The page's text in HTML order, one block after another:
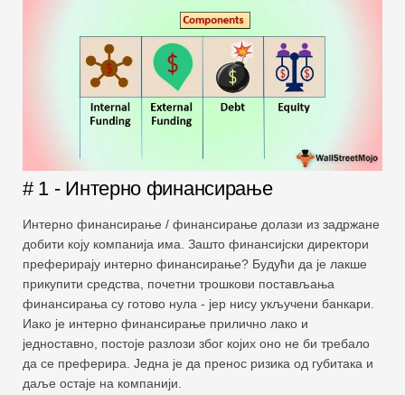
# 1 - Интерно финансирање
Интерно финансирање / финансирање долази из задржане
добити коју компанија има. Зашто финансијски директори
преферирају интерно финансирање? Будући да је лакше
прикупити средства, почетни трошкови постављања
финансирања су готово нула - јер нису укључени банкари.
Иако је интерно финансирање прилично лако и
једноставно, постоје разлози због којих оно не би требало
да се преферира. Једна је да пренос ризика од губитака и
даље остаје на компанији.